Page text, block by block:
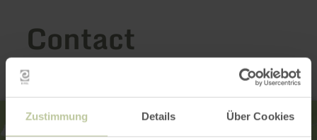
Zustimmung Details Über Cookies
Contact